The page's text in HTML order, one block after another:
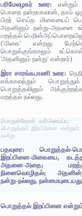
பரிமேலழகர் உரை: என்றும்
பொறை நன்றாகலான், தாம்
பிறர் செய்த மிகையைப்
அதனினும் நன்று-அதனை
மறத்தல்
('மிகை' என்றது
பொறுக்குங்காலும்
'அதனினும் நன்று' என்றார்)
இரா சாரங்கபாணி உரை:
எக்காலத்தும்
பொறுத்தலினும்
மறத்தல் நல்லது.
பொருள்கோள் வரிஅமைப்பு:
பொறுத்தல் இறப்பினை
நன்று.
பதவுரை: பொறுத்தல்-
இறப்பினை-மிகையை,
அதனை-அதை;
நினைவொழிதல்;
நன்று-நல்லது,
பொறுத்தல் இறப்பினை